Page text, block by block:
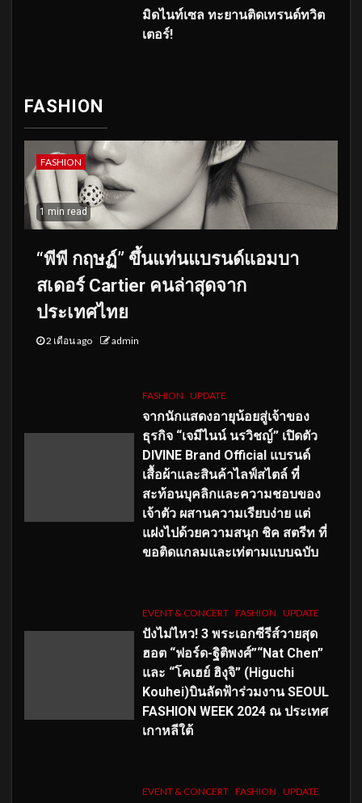
มิดไนท์เซล ทะยานติดเทรนด์ทวิต
เตอร์!
FASHION
FASHION
1 min read
“พีพี กฤษฏ์” ขึ้นแท่นแบรนด์แอมบา
สเดอร์ Cartier คนล่าสุดจาก
ประเทศไทย
2 เดือน ago admin
FASHION UPDATE
จากนักแสดงอายุน้อยสู่เจ้าของ
ธุรกิจ “เจมีไนน์ นรวิชญ์” เปิดตัว
DIVINE Brand Official แบรนด์
เสื้อผ้าและสินค้าไลฟ์สไตล์ ที่
สะท้อนบุคลิกและความชอบของ
เจ้าตัว ผสานความเรียบง่าย แต่
แฝงไปด้วยความสนุก ชิค สตรีท ที่
ขอติดแกลมและเท่ตามแบบฉบับ
EVENT & CONCERT FASHION UPDATE
ปังไม่ไหว! 3 พระเอกซีรีส์วายสุด
ฮอต “ฟอร์ด-ฐิติพงศ์”“Nat Chen”
และ “โคเฮย์ ฮิงุจิ” (Higuchi
Kouhei)บินลัดฟ้าร่วมงาน SEOUL
FASHION WEEK 2024 ณ ประเทศ
เกาหลีใต้
EVENT & CONCERT FASHION UPDATE